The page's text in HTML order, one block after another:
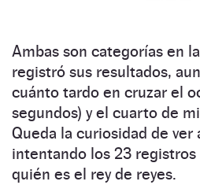
Ambas son categorías en
registró sus resultados,
cuánto tardo en cruzar el
segundos) y el cuarto de
Queda la curiosidad de ver
intentando los 23 registros
quién es el rey de reyes.